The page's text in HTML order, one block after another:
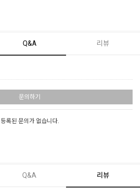
Q&A 리뷰
문의하기
등록된 문의가 없습니다.
Q&A 리뷰